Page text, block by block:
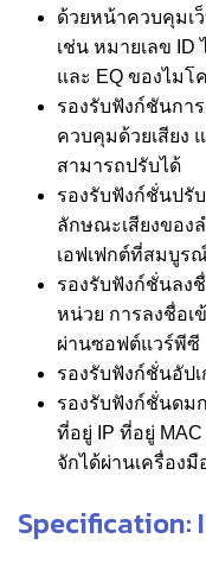
ด้วยหน้าควบคุมเ
เช่น หมายเลข
และ EQ ของไมโ
รองรับฟังก์ชันกา
ควบคุมด้วยเสียง
สามารถปรับได้
รองรับฟังก์ชั่นปรั
ลักษณะเสียงของ
เอฟเฟกต์ที่สมบูร
รองรับฟังก์ชั่นลง
หน่วย การลงชื่อ
ผ่านซอฟต์แวร์พีซี
รองรับฟังก์ชั่นอัป
รองรับฟังก์ชั่นดม
ที่อยู่ IP ที่อยู่
จักได้ผ่านเครื่องมื
Specification: